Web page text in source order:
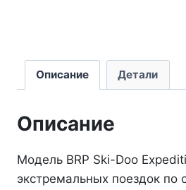
Описание Детали
Описание
Модель BRP Ski-Doo
экстремальных поездок